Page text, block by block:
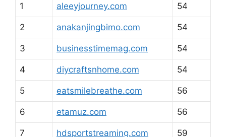
1 aleeyjourney.com 54
2 anakanjingbimo.com 54
3 businesstimemag.com 54
4 diycraftsnhome.com 54
5 eatsmilebreathe.com 56
6 etamuz.com 56
7 hdsportstreaming.com 59